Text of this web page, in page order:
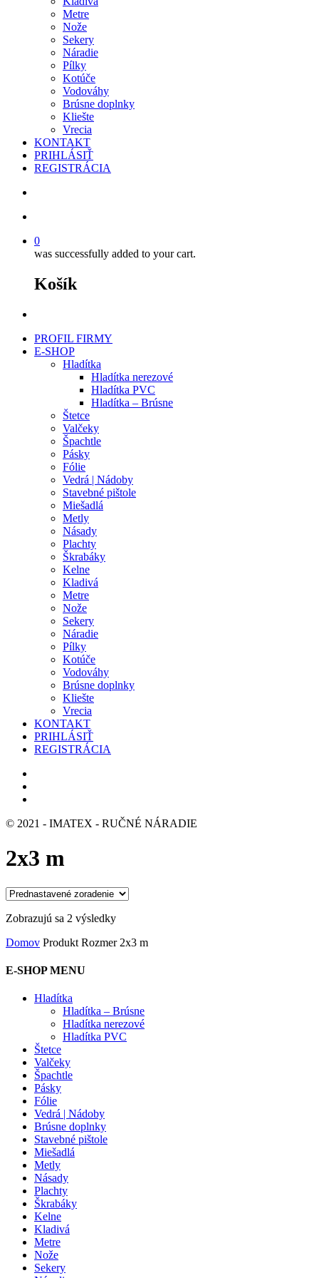
Metre
Nože
Sekery
Náradie
Pílky
Kotúče
Vodováhy
Brúsne doplnky
Kliešte
Vrecia
KONTAKT
PRIHLÁSIŤ
REGISTRÁCIA
0
was successfully added to your cart.
Košík
PROFIL FIRMY
E-SHOP
Hladítka
Hladítka nerezové
Hladítka PVC
Hladítka – Brúsne
Štetce
Valčeky
Špachtle
Pásky
Fólie
Vedrá | Nádoby
Stavebné pištole
Miešadlá
Metly
Násady
Plachty
Škrabáky
Kelne
Kladivá
Metre
Nože
Sekery
Náradie
Pílky
Kotúče
Vodováhy
Brúsne doplnky
Kliešte
Vrecia
KONTAKT
PRIHLÁSIŤ
REGISTRÁCIA
© 2021 - IMATEX - RUČNÉ NÁRADIE
2x3 m
Zobrazujú sa 2 výsledky
Domov Produkt Rozmer 2x3 m
E-SHOP MENU
Hladítka
Hladítka – Brúsne
Hladítka nerezové
Hladítka PVC
Štetce
Valčeky
Špachtle
Pásky
Fólie
Vedrá | Nádoby
Brúsne doplnky
Stavebné pištole
Miešadlá
Metly
Násady
Plachty
Škrabáky
Kelne
Kladivá
Metre
Nože
Sekery